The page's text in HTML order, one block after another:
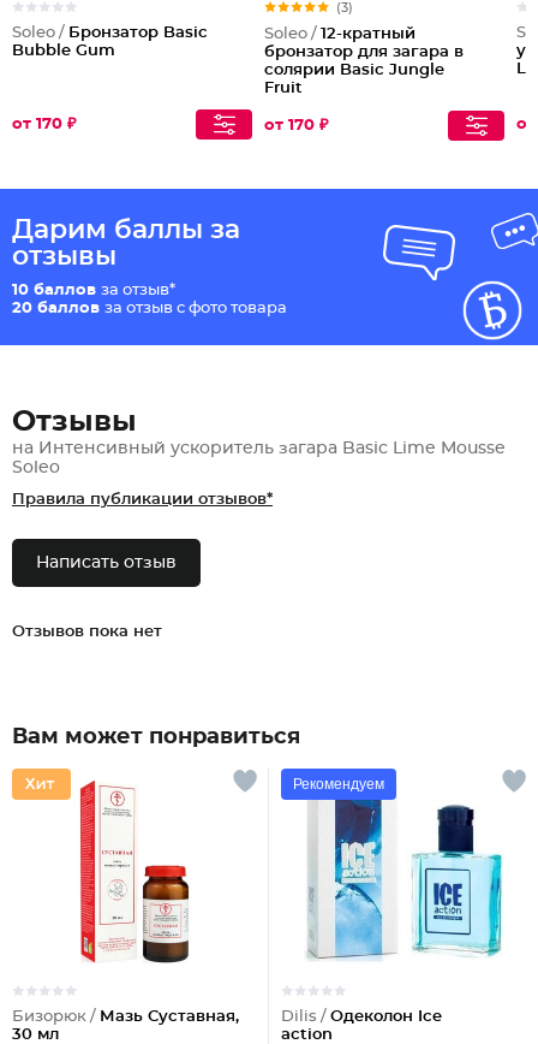
Soleo / Бронзатор Basic
Bubble Gum
от 170 ₽
(3)
Soleo / 12-кратный
бронзатор для загара в
солярии Basic Jungle
Fruit
от 170 ₽ от
Дарим баллы за
отзывы
10 баллов за отзыв*
20 баллов за отзыв с фото товара
Отзывы
на Интенсивный ускоритель загара Basic Lime Mousse
Soleo
Правила публикации отзывов*
Написать отзыв
Отзывов пока нет
Вам может понравиться
Бизорюк / Мазь Суставная,
30 мл
Рекомендуем
Dilis / Одеколон Ice
action